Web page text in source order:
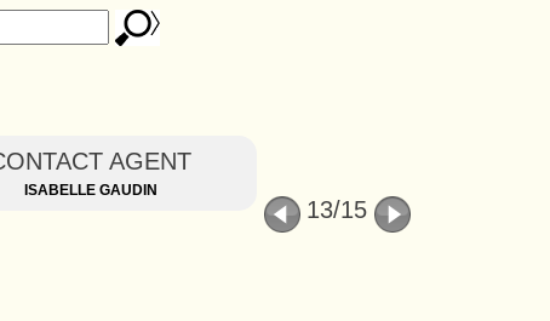
13/15
AGENT
ISABELLE GAUDIN